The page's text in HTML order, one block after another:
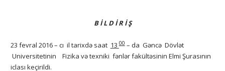
B İ L D İ R İ Ş
23 fevral 2016 – cı il tarixdə saat 1300– da Gəncə Dövlət
Universitetinin Fizika və texniki fənlər fakültəsinin Elmi Şurasının
iclası keçirildi.